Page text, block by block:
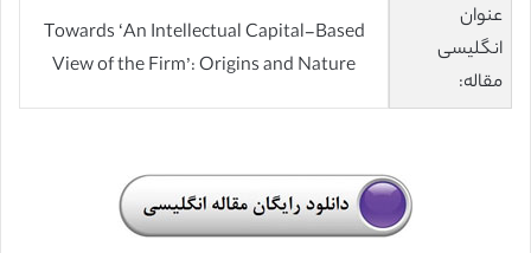
عنوان
انگلیسی
مقاله:
Towards ‘An Intellectual Capital-Based
View of the Firm’: Origins and Nature